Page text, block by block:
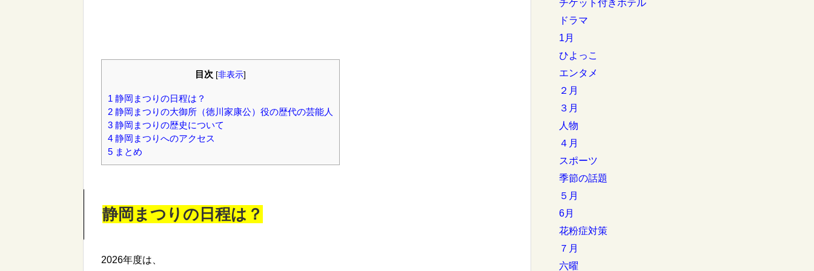
目次 [非表示]
1 静岡まつりの日程は？
2 静岡まつりの大御所（徳川家康公）役の歴代の芸能人
3 静岡まつりの歴史について
4 静岡まつりへのアクセス
5 まとめ
静岡まつりの日程は？
2026年度は、
チケット付きホテル
ドラマ
1月
ひよっこ
エンタメ
２月
３月
人物
４月
スポーツ
季節の話題
５月
6月
花粉症対策
７月
六曜